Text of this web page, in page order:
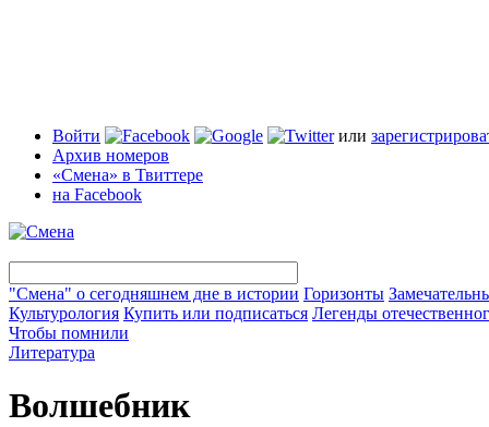
Войти или
Архив номеров
«Смена» в Твиттере
на Facebook
"Смена" о сегодняшнем дне в истории Горизонты
Культурология Купить или подписаться Легенды
Чтобы помнили
Литература
Волшебник